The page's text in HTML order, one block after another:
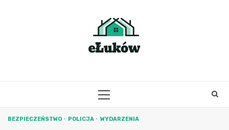
PRIMARY
BEZPIECZEŃSTWO POLICJA WYDARZENIA